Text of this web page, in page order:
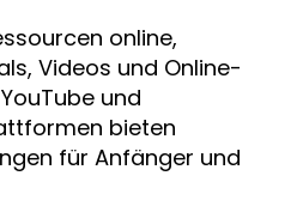
online,
Videos und Online-
und
bieten
für Anfänger und